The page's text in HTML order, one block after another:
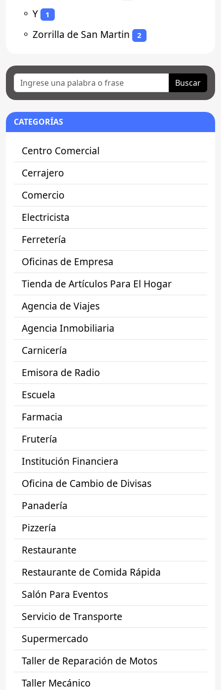
⚬ Y 1
⚬ Zorrilla de San Martin 2
Buscar
CATEGORÍAS
Centro Comercial
Cerrajero
Comercio
Electricista
Ferretería
Oficinas de Empresa
Tienda de Artículos Para El Hogar
Agencia de Viajes
Agencia Inmobiliaria
Carnicería
Emisora de Radio
Escuela
Farmacia
Frutería
Institución Financiera
Oficina de Cambio de Divisas
Panadería
Pizzería
Restaurante
Restaurante de Comida Rápida
Salón Para Eventos
Servicio de Transporte
Supermercado
Taller de Reparación de Motos
Taller Mecánico